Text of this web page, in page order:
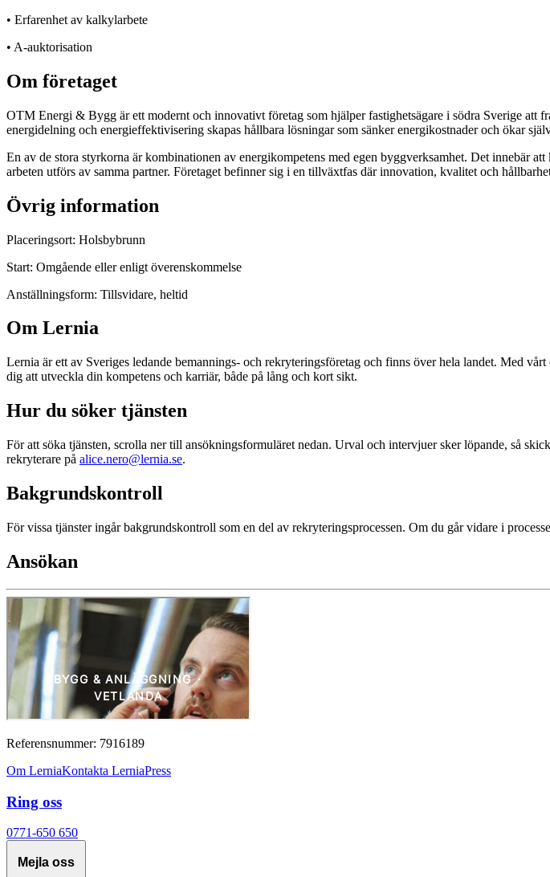
• Erfarenhet av kalkylarbete
• A-auktorisation
Om företaget
OTM Energi & Bygg är ett modernt och innovativt företag som hjälper fastighetsägare i södra Sverige att
energidelning och energieffektivisering skapas hållbara lösningar som sänker energikostnader och ökar
En av de stora styrkorna är kombinationen av energikompetens med egen byggverksamhet. Det innebär
arbeten utförs av samma partner. Företaget befinner sig i en tillväxtfas där innovation, kvalitet och
Övrig information
Placeringsort: Holsbybrunn
Start: Omgående eller enligt överenskommelse
Anställningsform: Tillsvidare, heltid
Om Lernia
Lernia är ett av Sveriges ledande bemannings- och rekryteringsföretag och finns över hela landet. Med
dig att utveckla din kompetens och karriär, både på lång och kort sikt.
Hur du söker tjänsten
För att söka tjänsten, scrolla ner till ansökningsformuläret nedan. Urval och intervjuer sker löpande, så
rekryterare på alice.nero@lernia.se.
Bakgrundskontroll
För vissa tjänster ingår bakgrundskontroll som en del av rekryteringsprocessen. Om du går vidare i
Ansökan
Referensnummer: 7916189
Om LerniaKontakta LerniaPress
Ring oss
0771-650 650
Mejla oss